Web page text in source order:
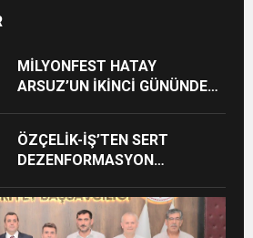
MİLYONFEST HATAY
ARSUZ’UN İKİNCİ GÜNÜNDE
ÖZÇELİK-İŞ’TEN SERT
DEZENFORMASYON
CEZAİ SÜREÇ BAŞLATILDI”